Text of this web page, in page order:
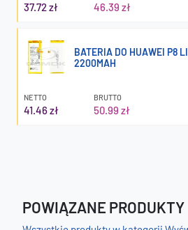
37.72 zł 46.39 zł
BATERIA DO HUAWEI P8
2200MAH
NETTO
41.46 zł
BRUTTO
50.99 zł
POWIĄZANE PRODUKTY